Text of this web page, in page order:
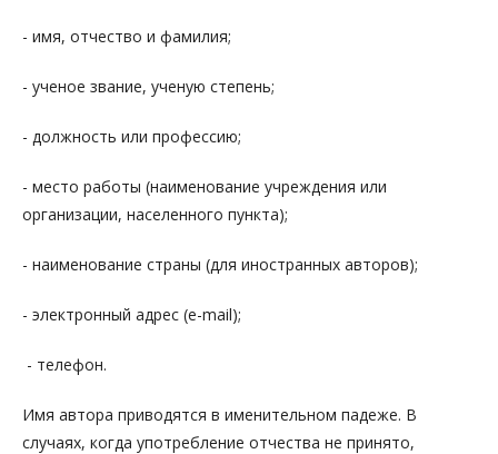
- имя, отчество и фамилия;
- ученое звание, ученую степень;
- должность или профессию;
- место работы (наименование учреждения или
организации, населенного пункта);
- наименование страны (для иностранных авторов);
- электронный адрес (e-mail);
- телефон.
Имя автора приводятся в именительном падеже. В
случаях, когда употребление отчества не принято,